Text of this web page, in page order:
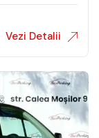
Vezi Detalii